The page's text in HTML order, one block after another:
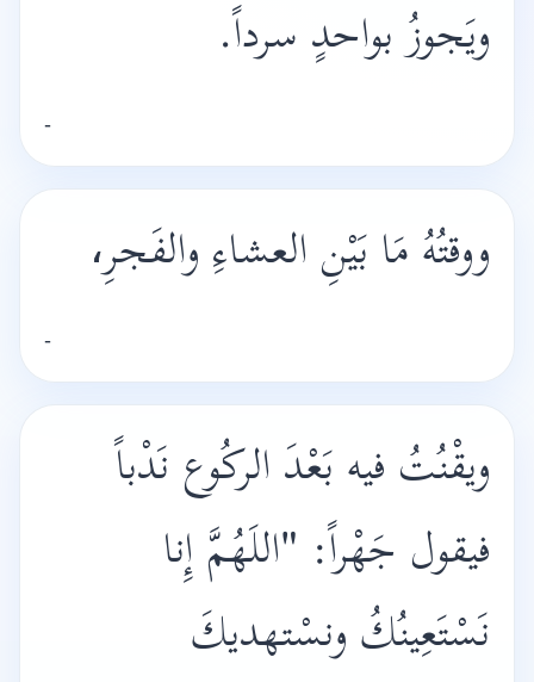
ويَجوزُ بواحدٍ سرداً.
-
ووقتُهُ مَا بَيْنِ العشاءِ والفَجرِ،
-
ويقْنُتُ فيه بَعْدَ الركُوع نَدْباً
فيقول جَهْراً: "اللَهُمَّ إِنا
نَسْتَعِينُكُ ونسْتهديكَ